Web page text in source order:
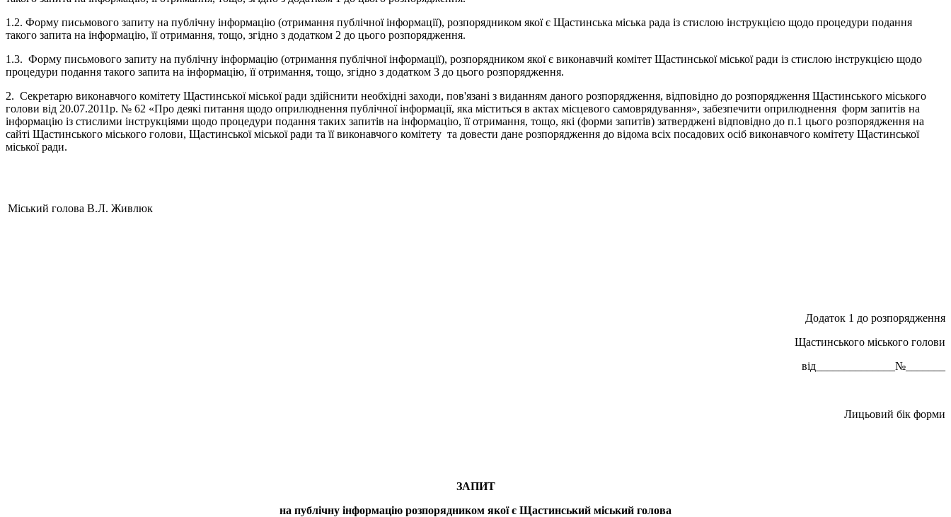
1.2. Форму письмового запиту на публічну інформацію (отримання публічної інформації), розпорядником якої є Щастинська міська рада із стислою інструкцією щодо процедури подання
такого запита на інформацію, її отримання, тощо, згідно з додатком 2 до цього розпорядження.
1.3. Форму письмового запиту на публічну інформацію (отримання публічної інформації), розпорядником якої є виконавчий комітет Щастинської міської ради із стислою інструкцією щодо
процедури подання такого запита на інформацію, її отримання, тощо, згідно з додатком 3 до цього розпорядження.
2. Секретарю виконавчого комітету Щастинської міської ради здійснити необхідні заходи, пов'язані з виданням даного розпорядження, відповідно до розпорядження Щастинського міського
голови від 20.07.2011р. № 62 «Про деякі питання щодо оприлюднення публічної інформації, яка міститься в актах місцевого самоврядування», забезпечити оприлюднення форм запитів на
інформацію із стислими інструкціями щодо процедури подання таких запитів на інформацію, її отримання, тощо, які (форми запитів) затверджені відповідно до п.1 цього розпорядження на
сайті Щастинського міського голови, Щастинської міської ради та її виконавчого комітету та довести дане розпорядження до відома всіх посадових осіб виконавчого комітету Щастинської
міської ради.
Міський голова В.Л. Живлюк
Додаток 1 до розпорядження
Щастинського міського голови
від______________№_______
Лицьовий бік форми
ЗАПИТ
на публічну інформацію розпорядником якої є Щастинський міський голова